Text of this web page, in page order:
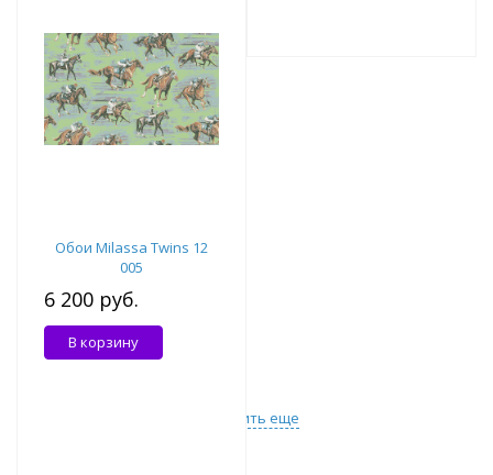
Обои Milassa Twins 12
005
6 200 руб.
В корзину
Загрузить еще